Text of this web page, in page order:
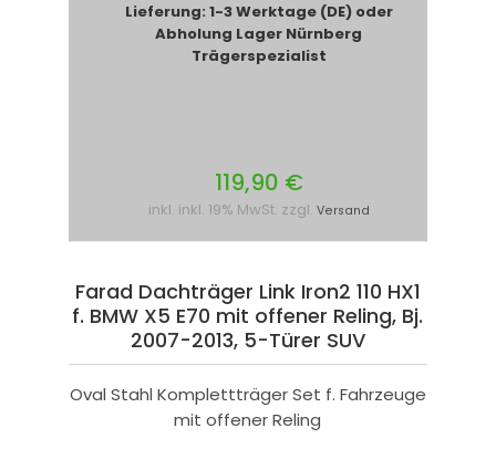
Lieferung: 1-3 Werktage (DE) oder
Abholung Lager Nürnberg
Trägerspezialist
119,90 €
inkl. inkl. 19% MwSt. zzgl. Versand
Farad Dachträger Link Iron2 110 HX1
f. BMW X5 E70 mit offener Reling, Bj.
2007-2013, 5-Türer SUV
Oval Stahl Komplettträger Set f. Fahrzeuge
mit offener Reling